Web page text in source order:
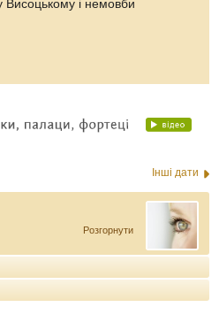
і немовби
Інші дати
Розгорнути